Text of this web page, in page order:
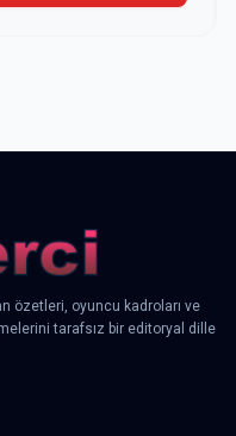
özetleri, oyuncu kadroları ve
tarafsız bir editoryal dille